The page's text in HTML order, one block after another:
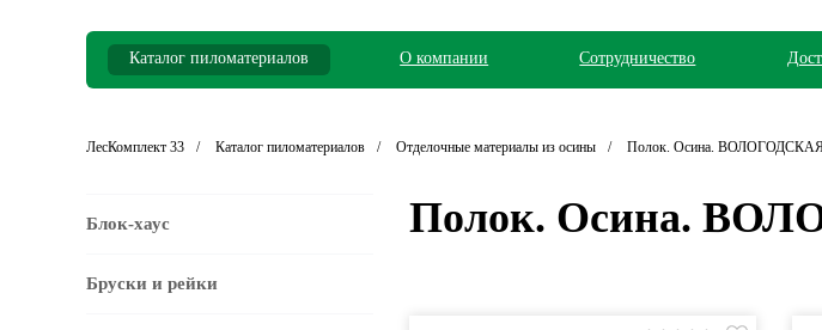
Каталог пиломатериалов О компании Сотрудничество
ЛесКомплект 33 Каталог пиломатериалов Отделочные материалы из осины Полок. Осина.
Блок-хаус
Бруски и рейки
Полок. Осина.